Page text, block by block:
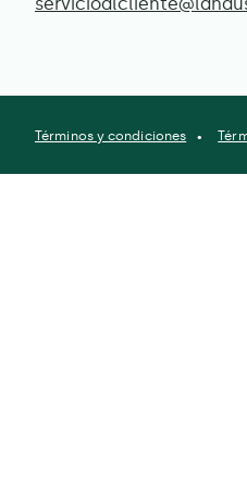
Términos y condiciones